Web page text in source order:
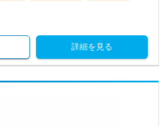
詳細を見る